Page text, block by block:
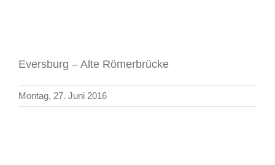
Eversburg – Alte Römerbrücke
Montag, 27. Juni 2016